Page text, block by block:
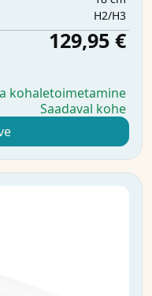
H2/H3
129,95 €
kohaletoimetamine
Saadaval kohe